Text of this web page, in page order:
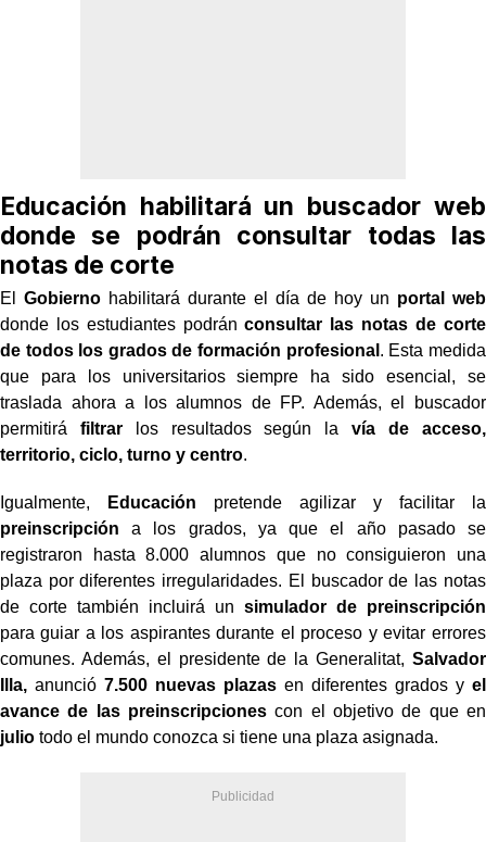
Educación habilitará un buscador web
donde se podrán consultar todas las
notas de corte
El Gobierno habilitará durante el día de hoy un portal web
donde los estudiantes podránconsultar las notas de corte
de todos los grados de formación profesional . Esta medida
que para los universitarios siempre ha sido esencial, se
traslada ahora a los alumnos de FP. Además, el buscador
permitirá filtrarlos resultados según lavía de acceso,
territorio, ciclo, turno y centro.
Igualmente, Educación pretende agilizar y facilitar la
preinscripción a los grados, ya que el año pasado se
registraron hasta 8.000 alumnos que no consiguieron una
plaza por diferentes irregularidades. El buscador de las notas
de corte también incluirá un simulador de preinscripción
para guiar a los aspirantes durante el proceso y evitar errores
comunes. Además, el presidente de la Generalitat, Salvador
Illa, anunció 7.500 nuevas plazasen diferentes grados y el
avance de las preinscripcionescon el objetivo de que en
julio todo el mundo conozca si tiene una plaza asignada.